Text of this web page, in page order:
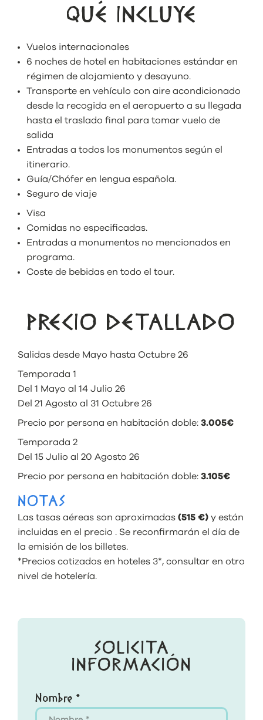
QUÉ INCLUYE
Vuelos internacionales
6 noches de hotel en habitaciones estándar en
régimen de alojamiento y desayuno.
Transporte en vehículo con aire acondicionado
desde la recogida en el aeropuerto a su llegada
hasta el traslado final para tomar vuelo de
salida
Entradas a todos los monumentos según el
itinerario.
Guía/Chófer en lengua española.
Seguro de viaje
Visa
Comidas no especificadas.
Entradas a monumentos no mencionados en
programa.
Coste de bebidas en todo el tour.
PRECIO DETALLADO
Salidas desde Mayo hasta Octubre 26
Temporada 1
Del 1 Mayo al 14 Julio 26
Del 21 Agosto al 31 Octubre 26
Precio por persona en habitación doble: 3.005€
Temporada 2
Del 15 Julio al 20 Agosto 26
Precio por persona en habitación doble: 3.105€
NOTAS
Las tasas aéreas son aproximadas (515 €) y están
incluidas en el precio . Se reconfirmarán el día de
la emisión de los billetes.
*Precios cotizados en hoteles 3*, consultar en otro
nivel de hotelería.
SOLICITA
INFORMACIÓN
Nombre *